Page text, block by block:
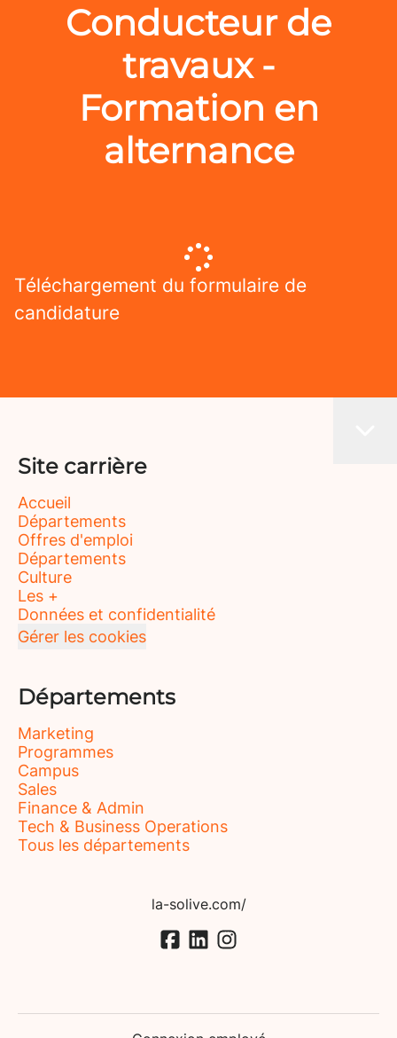
Conducteur de
travaux -
Formation en
alternance
Téléchargement du formulaire de
candidature
Site carrière
Accueil
Départements
Offres d'emploi
Départements
Culture
Les +
Données et confidentialité
Gérer les cookies
Départements
Marketing
Programmes
Campus
Sales
Finance & Admin
Tech & Business Operations
Tous les départements
la-solive.com/